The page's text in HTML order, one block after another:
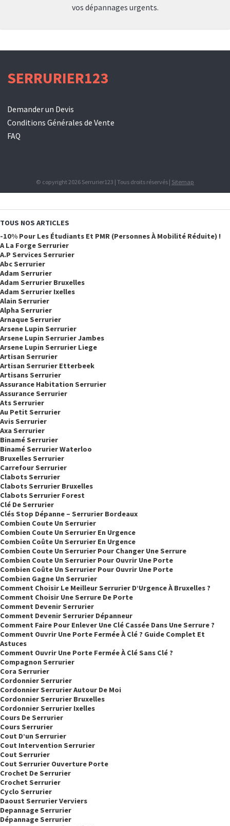
vos dépannages urgents.
SERRURIER123
Demander un Devis
Conditions Générales de Vente
FAQ
© copyright 2026 Serrurier123 | Tous droits réservés | Sitemap
TOUS NOS ARTICLES
-10% Pour Les Étudiants Et PMR (personnes À Mobilité Réduite) !
A La Forge Serrurier
A.p Services Serrurier
Abc Serrurier
Adam Serrurier
Adam Serrurier Bruxelles
Adam Serrurier Ixelles
Alain Serrurier
Alpha Serrurier
Arnaque Serrurier
Arsene Lupin Serrurier
Arsene Lupin Serrurier Jambes
Arsene Lupin Serrurier Liege
Artisan Serrurier
Artisan Serrurier Etterbeek
Artisans Serrurier
Assurance Habitation Serrurier
Assurance Serrurier
Ats Serrurier
Au Petit Serrurier
Avis Serrurier
Axa Serrurier
Binamé Serrurier
Binamé Serrurier Waterloo
Bruxelles Serrurier
Carrefour Serrurier
Clabots Serrurier
Clabots Serrurier Bruxelles
Clabots Serrurier Forest
Clé De Serrurier
Clés Stop Dépanne – Serrurier Bordeaux
Combien Coute Un Serrurier
Combien Coute Un Serrurier En Urgence
Combien Coûte Un Serrurier En Urgence
Combien Coute Un Serrurier Pour Changer Une Serrure
Combien Coute Un Serrurier Pour Ouvrir Une Porte
Combien Coûte Un Serrurier Pour Ouvrir Une Porte
Combien Gagne Un Serrurier
Comment Choisir Le Meilleur Serrurier D’Urgence À Bruxelles ?
Comment Choisir Une Serrure De Porte
Comment Devenir Serrurier
Comment Devenir Serrurier Dépanneur
Comment Faire Pour Enlever Une Clé Cassée Dans Une Serrure ?
Comment Ouvrir Une Porte Fermée À Clé ? Guide Complet Et
Astuces
Comment Ouvrir Une Porte Fermée À Clé Sans Clé ?
Compagnon Serrurier
Cora Serrurier
Cordonnier Serrurier
Cordonnier Serrurier Autour De Moi
Cordonnier Serrurier Bruxelles
Cordonnier Serrurier Ixelles
Cours De Serrurier
Cours Serrurier
Cout D’un Serrurier
Cout Intervention Serrurier
Cout Serrurier
Cout Serrurier Ouverture Porte
Crochet De Serrurier
Crochet Serrurier
Cyclo Serrurier
Daoust Serrurier Verviers
Depannage Serrurier
Dépannage Serrurier